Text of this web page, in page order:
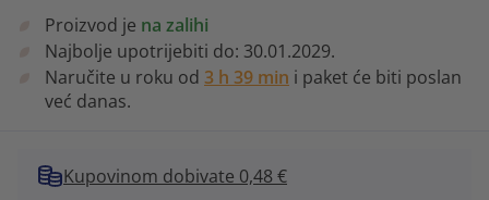
Proizvod je na zalihi
Najbolje upotrijebiti do: 30.01.2029.
Naručite u roku od 3 h 39 min i paket će biti poslan
već danas.
Kupovinom dobivate 0,48 €